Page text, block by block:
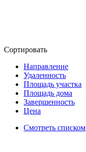
Сортировать
Направление
Удаленность
Площадь участка
Площадь дома
Завершенность
Цена
Смотреть списком